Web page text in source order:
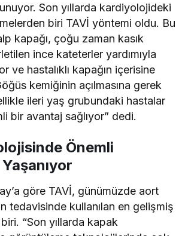
Son yıllarda kardiyolojideki
biri TAVİ yöntemi oldu. Bu
kapağı, çoğu zaman kasık
ince kateterler yardımıyla
ve hastalıklı kapağın içerisine
kemiğinin açılmasına gerek
ileri yaş grubundaki hastalar
bir avantaj sağlıyor” dedi.
Önemli
göre TAVİ, günümüzde aort
tedavisinde kullanılan en gelişmiş
“Son yıllarda kapak